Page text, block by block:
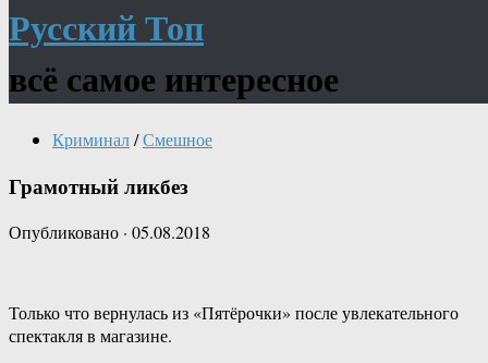
Русский Топ
всё самое интересное
Криминал/Смешное
Грамотный ликбез
Опубликовано · 05.08.2018
Только что вернулась из «Пятёрочки» после увлекательного
спектакля в магазине.